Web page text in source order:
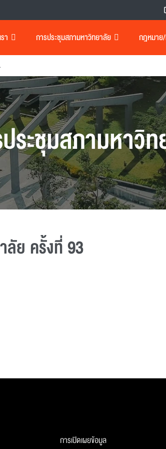
า การประชุมสภามหาวิทยาลัย กฎหมาย/
93
ระชุมสภามหาวิ
ลัย ครั้งที่ 93
การเปิดเผยข้อมูล